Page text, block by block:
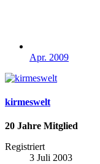
Apr. 2009
kirmeswelt
20 Jahre Mitglied
Registriert
3 Juli 2003